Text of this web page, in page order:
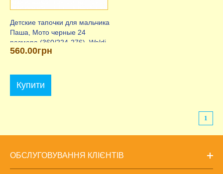
Детские тапочки для мальчика
Паша, Мото черные 24
размера (360/224-276), Waldi
560.00грн
Купити
1
ОБСЛУГОВУВАННЯ КЛІЄНТІВ